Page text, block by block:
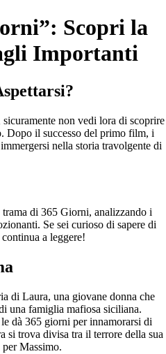
Scopri la
Importanti
non vedi lora di scoprire
Dopo il successo del primo film, i
nella storia travolgente di
di 365 Giorni, analizzando i
Se sei curioso di sapere di
a leggere!
di Laura, una giovane donna che
una famiglia mafiosa siciliana.
dà 365 giorni per innamorarsi di
si trova divisa tra il terrore della sua
Massimo.